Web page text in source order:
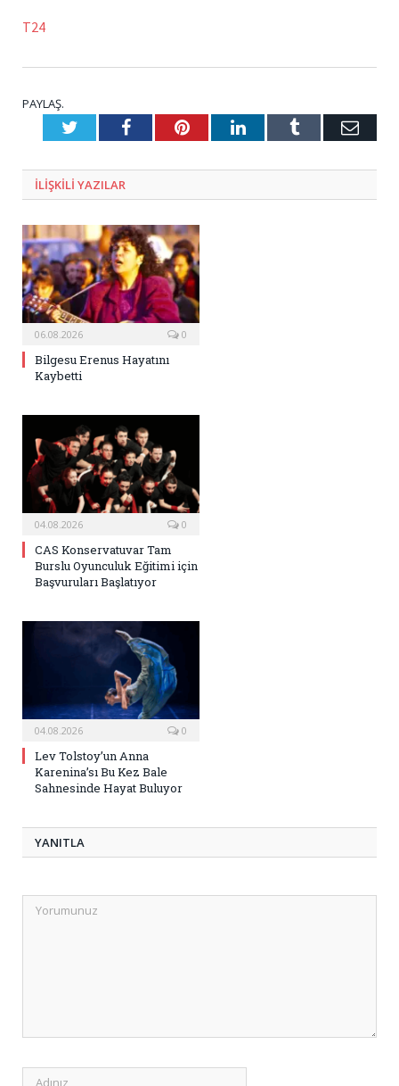
T24
PAYLAŞ.
TwitterFacebookPinterestLinkedInTumblr E-
ILIŞKILI YAZILAR
06.08.2026 0
Bilgesu Erenus Hayatını
Kaybetti
04.08.2026 0
CAS Konservatuvar Tam
Burslu Oyunculuk Eğitimi için
Başvuruları Başlatıyor
04.08.2026 0
Lev Tolstoy’un Anna
Karenina’sı Bu Kez Bale
Sahnesinde Hayat Buluyor
YANITLA